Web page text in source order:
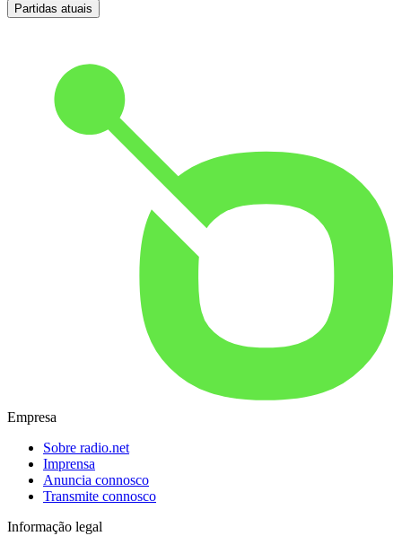
Partidas atuais
Empresa
Sobre radio.net
Imprensa
Anuncia connosco
Transmite connosco
Informação legal